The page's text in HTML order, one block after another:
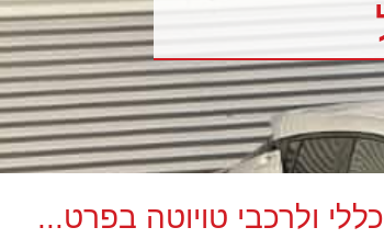
ולרכבי טויוטה בפרט...